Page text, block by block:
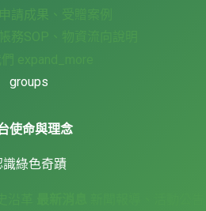
申請成果、受贈案例
groups
使命與理念
識綠色奇蹟